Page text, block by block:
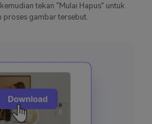
tekan "Mulai Hapus" untuk
proses gambar tersebut.